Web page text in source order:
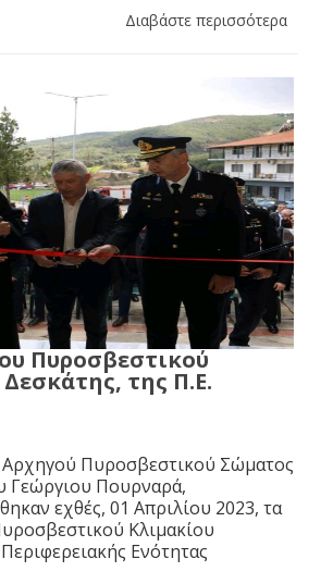
Διαβάστε περισσότερα
Πυροσβεστικού
της Π.Ε.
Πυροσβεστικού Σώματος
Γεώργιου Πουρναρά,
εχθές, 01 Απριλίου 2023, τα
Κλιμακίου
Ενότητας